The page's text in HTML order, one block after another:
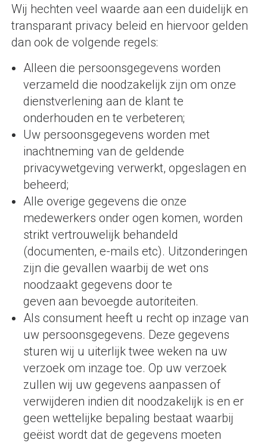
Wij hechten veel waarde aan een duidelijk en
transparant privacy beleid en hiervoor gelden
dan ook de volgende regels:
Alleen die persoonsgegevens worden
verzameld die noodzakelijk zijn om onze
dienstverlening aan de klant te
onderhouden en te verbeteren;
Uw persoonsgegevens worden met
inachtneming van de geldende
privacywetgeving verwerkt, opgeslagen en
beheerd;
Alle overige gegevens die onze
medewerkers onder ogen komen, worden
strikt vertrouwelijk behandeld
(documenten, e-mails etc). Uitzonderingen
zijn die gevallen waarbij de wet ons
noodzaakt gegevens door te
geven aan bevoegde autoriteiten.
Als consument heeft u recht op inzage van
uw persoonsgegevens. Deze gegevens
sturen wij u uiterlijk twee weken na uw
verzoek om inzage toe. Op uw verzoek
zullen wij uw gegevens aanpassen of
verwijderen indien dit noodzakelijk is en er
geen wettelijke bepaling bestaat waarbij
geëist wordt dat de gegevens moeten